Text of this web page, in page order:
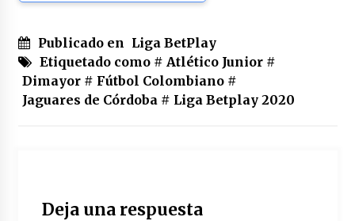
Publicado en Liga BetPlay
Etiquetado como # Atlético Junior#
Dimayor# Fútbol Colombiano#
Jaguares de Córdoba # Liga Betplay 2020
Deja una respuesta